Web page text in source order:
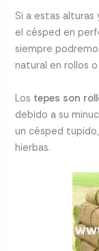
Si a estas
el césped en
siempre
natural en rollos
Los tepes son
debido a su
un césped
hierbas.